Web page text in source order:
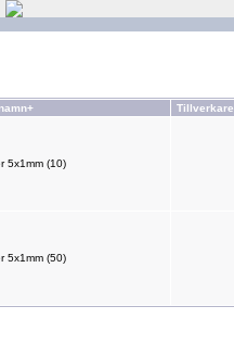
Tillverkare
5x1mm (10)
5x1mm (50)